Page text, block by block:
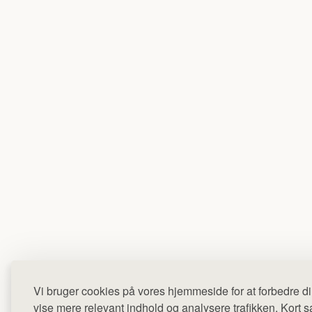
Vi bruger cookies på vores hjemmeside for at forbedre
vise mere relevant indhold og analysere trafikken. Kort